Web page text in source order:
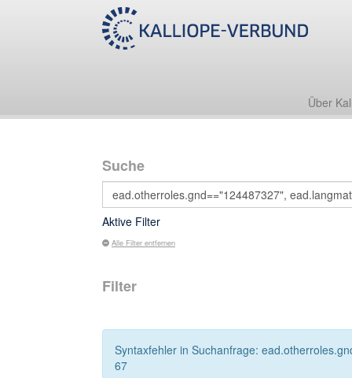
Über
Suche
Aktive Filter
Alle Filter entfernen
Filter
Syntaxfehler in Suchanfrage:
67